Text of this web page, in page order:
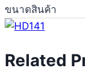
ขนาดสินค้า
Related